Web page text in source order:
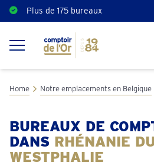
Plus de 175 bureaux
Estimation gratuite
Home Notre emplacements en Belgique
BUREAUX DE
DANS RHÉNANIE
WESTPHALIE